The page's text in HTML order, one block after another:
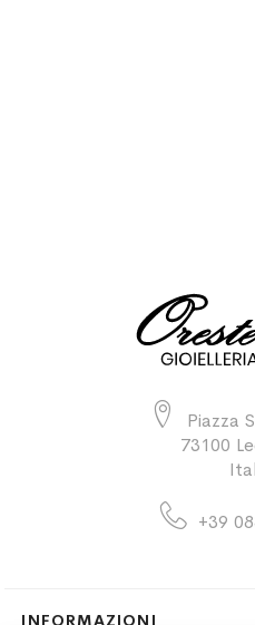
Piazza
73100
+39
INFORMAZIONI